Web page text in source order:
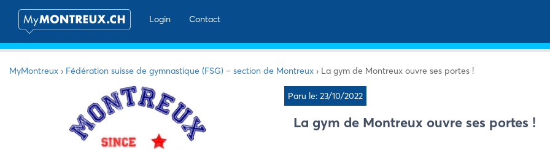
Login
Contact
MyMontreux › Fédération suisse de gymnastique (FSG) – section de Montreux › La gym de Montreux ouvre ses portes !
Paru le: 23/10/2022
La gym de Montreux ouvre ses portes !